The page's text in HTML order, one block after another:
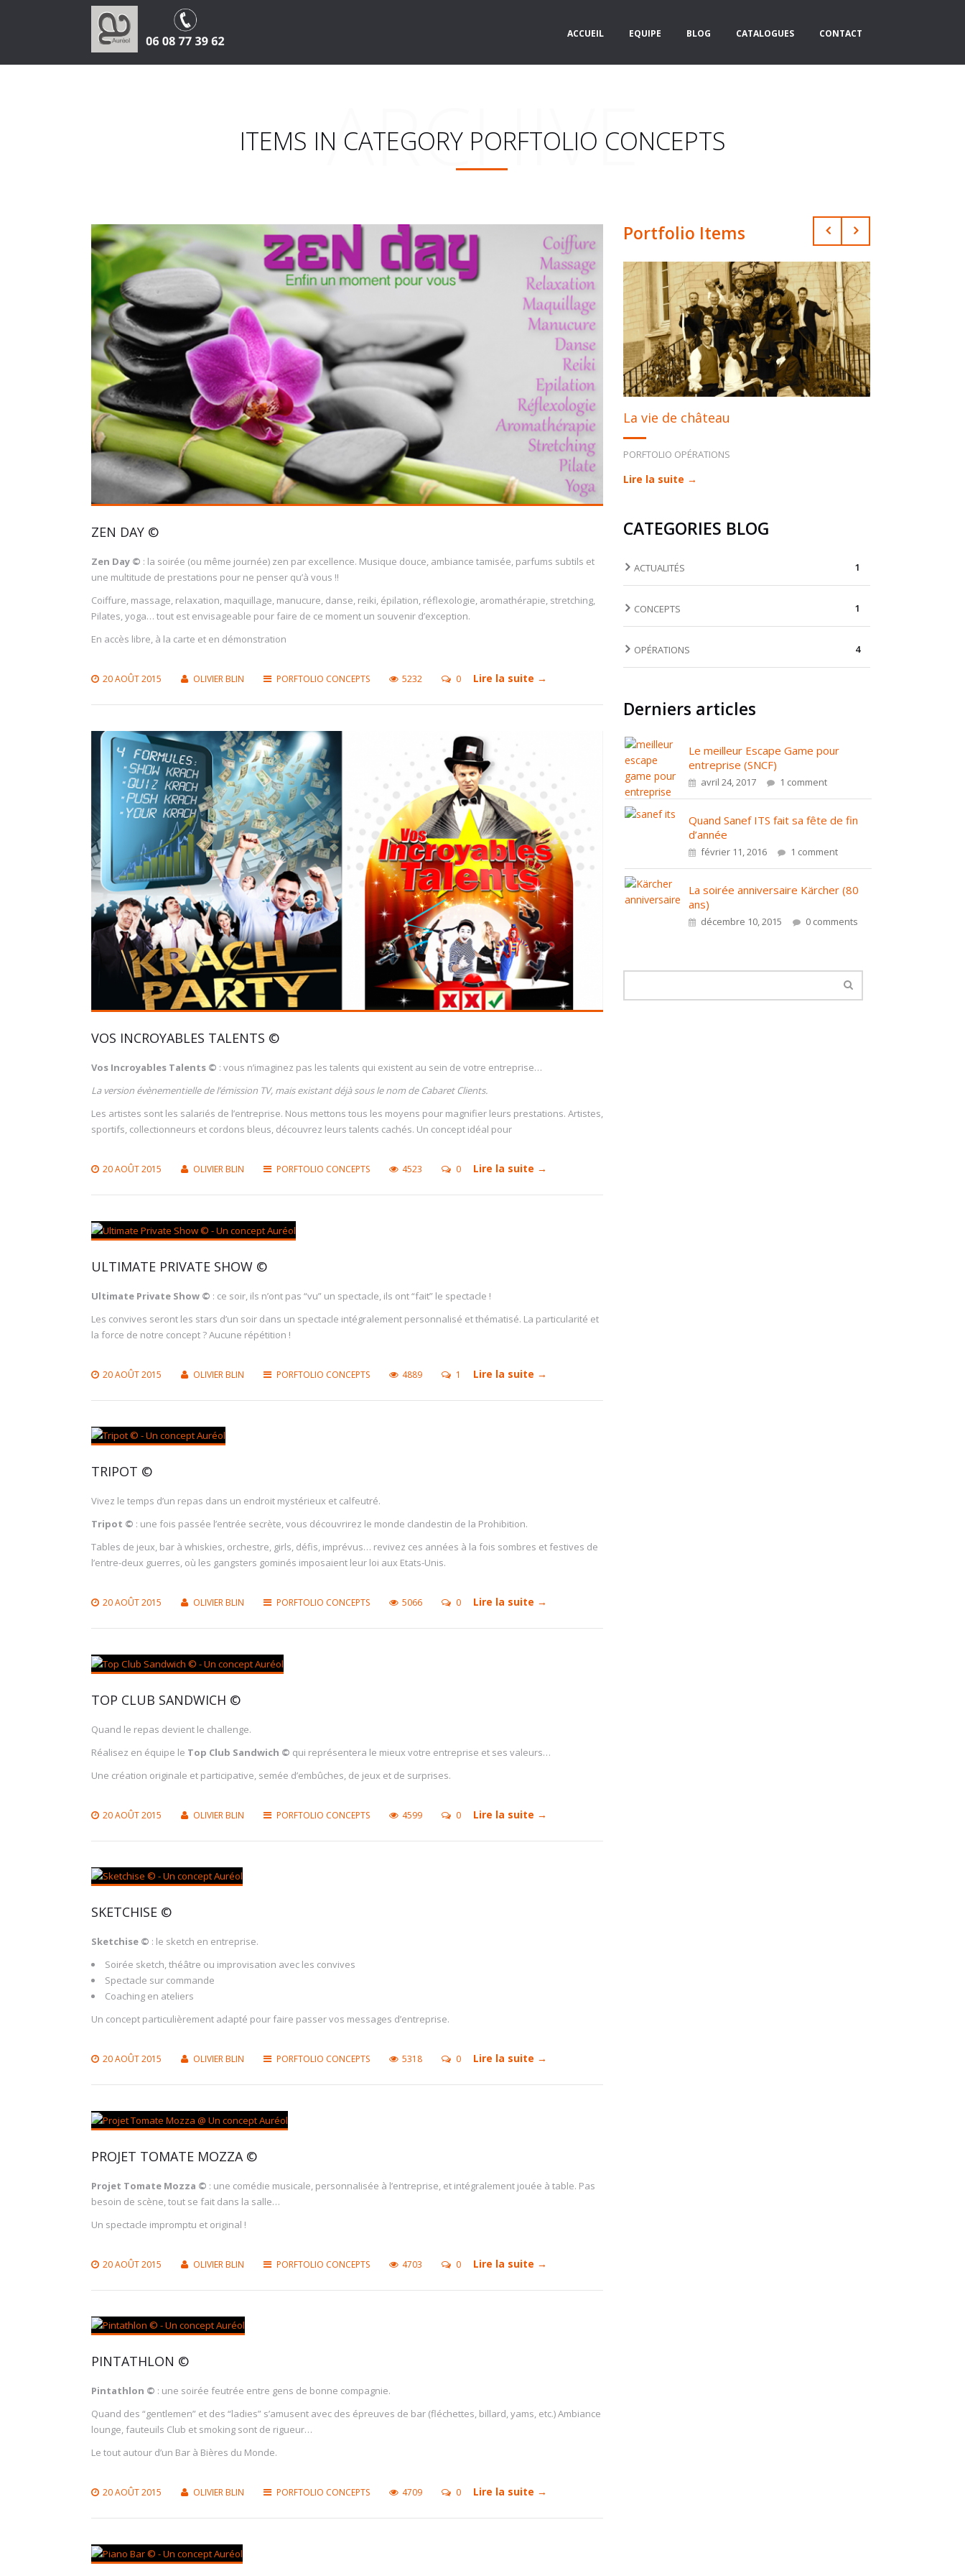
ACCUEIL EQUIPE BLOG CATALOGUES CONTACT
ARCHIVE
ITEMS IN CATEGORY PORFTOLIO CONCEPTS
ZEN DAY ©
Zen Day © : la soirée (ou même journée) zen par excellence. Musique douce, ambiance tamisée, parfums subtils et
une multitude de prestations pour ne penser qu’à vous !!
Coiffure, massage, relaxation, maquillage, manucure, danse, reiki, épilation, réflexologie, aromathérapie, stretching,
Pilates, yoga… tout est envisageable pour faire de ce moment un souvenir d’exception.
En accès libre, à la carte et en démonstration
20 AOÛT 2015 OLIVIER BLIN PORFTOLIO CONCEPTS 5232 0 Lire la suite →
VOS INCROYABLES TALENTS ©
Vos Incroyables Talents © : vous n’imaginez pas les talents qui existent au sein de votre entreprise…
La version évènementielle de l’émission TV, mais existant déjà sous le nom de Cabaret Clients.
Les artistes sont les salariés de l’entreprise. Nous mettons tous les moyens pour magnifier leurs prestations. Artistes,
sportifs, collectionneurs et cordons bleus, découvrez leurs talents cachés. Un concept idéal pour
20 AOÛT 2015 OLIVIER BLIN PORFTOLIO CONCEPTS 4523 0 Lire la suite →
ULTIMATE PRIVATE SHOW ©
Ultimate Private Show © : ce soir, ils n’ont pas “vu” un spectacle, ils ont “fait” le spectacle !
Les convives seront les stars d’un soir dans un spectacle intégralement personnalisé et thématisé. La particularité et
la force de notre concept ? Aucune répétition !
20 AOÛT 2015 OLIVIER BLIN PORFTOLIO CONCEPTS 4889 1 Lire la suite →
TRIPOT ©
Vivez le temps d’un repas dans un endroit mystérieux et calfeutré.
Tripot © : une fois passée l’entrée secrète, vous découvrirez le monde clandestin de la Prohibition.
Tables de jeux, bar à whiskies, orchestre, girls, défis, imprévus… revivez ces années à la fois sombres et festives de
l’entre-deux guerres, où les gangsters gominés imposaient leur loi aux Etats-Unis.
20 AOÛT 2015 OLIVIER BLIN PORFTOLIO CONCEPTS 5066 0 Lire la suite →
TOP CLUB SANDWICH ©
Quand le repas devient le challenge.
Réalisez en équipe le Top Club Sandwich © qui représentera le mieux votre entreprise et ses valeurs…
Une création originale et participative, semée d’embûches, de jeux et de surprises.
20 AOÛT 2015 OLIVIER BLIN PORFTOLIO CONCEPTS 4599 0 Lire la suite →
SKETCHISE ©
Sketchise © : le sketch en entreprise.
Soirée sketch, théâtre ou improvisation avec les convives
Spectacle sur commande
Coaching en ateliers
Un concept particulièrement adapté pour faire passer vos messages d’entreprise.
20 AOÛT 2015 OLIVIER BLIN PORFTOLIO CONCEPTS 5318 0 Lire la suite →
PROJET TOMATE MOZZA ©
Projet Tomate Mozza © : une comédie musicale, personnalisée à l’entreprise, et intégralement jouée à table. Pas
besoin de scène, tout se fait dans la salle…
Un spectacle impromptu et original !
20 AOÛT 2015 OLIVIER BLIN PORFTOLIO CONCEPTS 4703 0 Lire la suite →
PINTATHLON ©
Pintathlon © : une soirée feutrée entre gens de bonne compagnie.
Quand des “gentlemen” et des “ladies” s’amusent avec des épreuves de bar (fléchettes, billard, yams, etc.) Ambiance
lounge, fauteuils Club et smoking sont de rigueur…
Le tout autour d’un Bar à Bières du Monde.
20 AOÛT 2015 OLIVIER BLIN PORFTOLIO CONCEPTS 4709 0 Lire la suite →
Portfolio Items
La vie de château
PORFTOLIO OPÉRATIONS
Lire la suite →
CATEGORIES BLOG
ACTUALITÉS 1
CONCEPTS 1
OPÉRATIONS 4
Derniers articles
Le meilleur Escape Game pour
entreprise (SNCF)
avril 24, 2017 1 comment
Quand Sanef ITS fait sa fête de fin
d’année
février 11, 2016 1 comment
La soirée anniversaire Kärcher (80
ans)
décembre 10, 2015 0 comments